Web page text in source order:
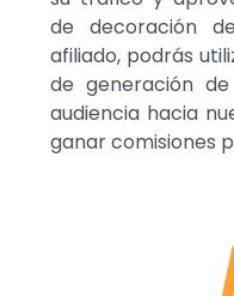
de decoración
afiliado, podrás
de generación
audiencia hacia
ganar comisiones